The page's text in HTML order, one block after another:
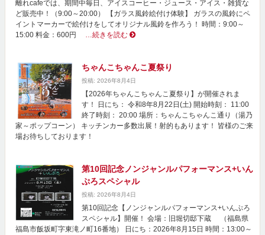
離れcafeでは、期間中毎日、アイスコーヒー・ジュース・アイス・雑貨な
ど販売中！（9:00～20:00） 【ガラス風鈴絵付け体験】 ガラスの風鈴にペ
イントマーカーで絵付けをしてオリジナル風鈴を作ろう！ 時間：9:00～
15:00 料金：600円
…続きを読む
ちゃんこちゃんこ夏祭り
投稿: 2026年8月4日
【2026年ちゃんこちゃんこ夏祭り】が開催されま
す！ 日にち： 令和8年8月22日(土) 開始時刻： 11:00
終了時刻： 20:00 場所：ちゃんこちゃんこ通り（湯乃
家～ポップコーン） キッチンカー多数出展！射的もあります！ 皆様のご来
場お待ちしております！
第10回記念ノンジャンルパフォーマンス+いん
ぷろスペシャル
投稿: 2026年8月4日
第10回記念【ノンジャンルパフォーマンス+いんぷろ
スペシャル】開催！ 会場：旧堀切邸下蔵 （福島県
福島市飯坂町字東滝ノ町16番地） 日にち：2026年8月15日 時間：13:00～